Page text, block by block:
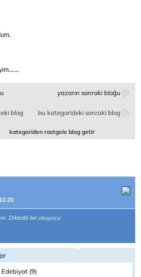
yazarın sonraki bloğu
blog bu kategorideki sonraki blog
kategoriden rastgele blog getir
Dikkatli bir okuyucu
Edebiyat (9)